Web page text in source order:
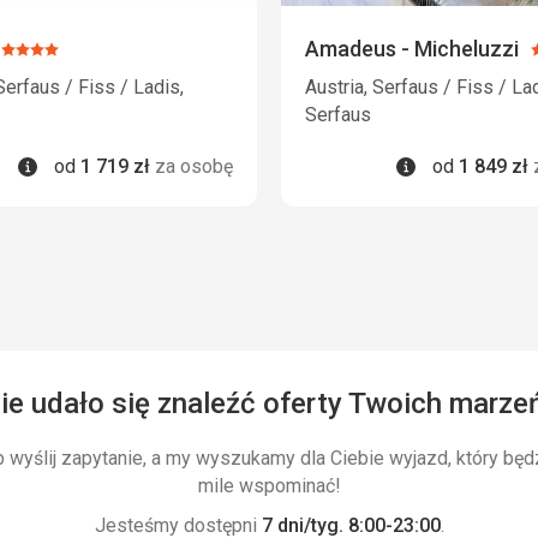
Ocena:
4/5
/ Fiss / Ladis,
Informacje
od 1 719 zł za osobę
Amadeus - Micheluzzi
Austria, Serfaus / Fiss /
Serfaus
Informacje
od 1 849 zł
udało się znaleźć oferty Twoich
wyślij zapytanie, a my wyszukamy dla Ciebie wyjazd, który
mile wspominać!
Jesteśmy dostępni 7 dni/tyg. 8:00-23:00.